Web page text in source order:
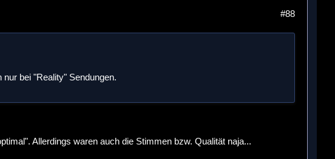
#88
bei "Reality" Sendungen.
Allerdings waren auch die Stimmen bzw. Qualität naja...